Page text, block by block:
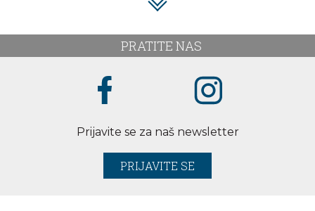
PRATITE NAS
Prijavite se za naš newsletter
PRIJAVITE SE